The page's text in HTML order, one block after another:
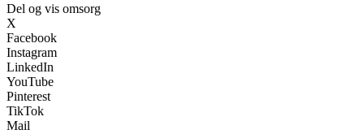
Del og vis omsorg
X
Facebook
Instagram
LinkedIn
YouTube
Pinterest
TikTok
Mail